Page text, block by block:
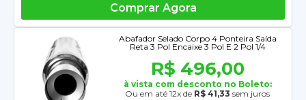
Comprar Agora
Abafador Selado Corpo 4 Ponteira Saída
Reta 3 Pol Encaixe 3 Pol E 2 Pol 1/4
R$ 496,00
à vista com desconto no Boleto:
Ou em até 12x de R$ 41,33 sem juros